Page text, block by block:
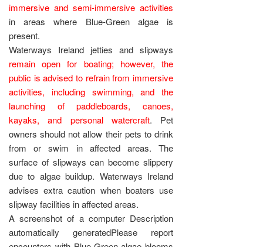
immersive and semi-immersive activities
in areas where Blue-Green algae is
present.
Waterways Ireland jetties and slipways
remain open for boating; however, the
public is advised to refrain from immersive
activities, including swimming, and the
launching of paddleboards, canoes,
kayaks, and personal watercraft. Pet
owners should not allow their pets to drink
from or swim in affected areas. The
surface of slipways can become slippery
due to algae buildup. Waterways Ireland
advises extra caution when boaters use
slipway facilities in affected areas.
A screenshot of a computer Description
automatically generatedPlease report